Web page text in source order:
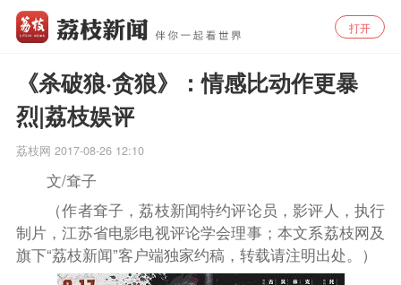
打开
《杀破狼·贪狼》：情感比动作更暴
烈|荔枝娱评
荔枝网 2017-08-26 12:10
文/耷子
（作者耷子，荔枝新闻特约评论员，影评人，执行
制片，江苏省电影电视评论学会理事；本文系荔枝网及
旗下“荔枝新闻”客户端独家约稿，转载请注明出处。）